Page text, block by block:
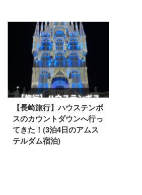
【長崎旅行】ハウステンボ
スのカウントダウンへ行っ
てきた！(3泊4日のアムス
テルダム宿泊)